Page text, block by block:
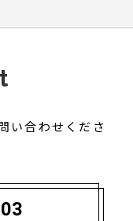
い合わせくださ